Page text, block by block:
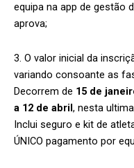
equipa na app de gestão
aprova;
3. O valor inicial da
variando consoante as
Decorrem de 15 de
a 12 de abril, nesta
Inclui seguro e kit de
ÚNICO pagamento por